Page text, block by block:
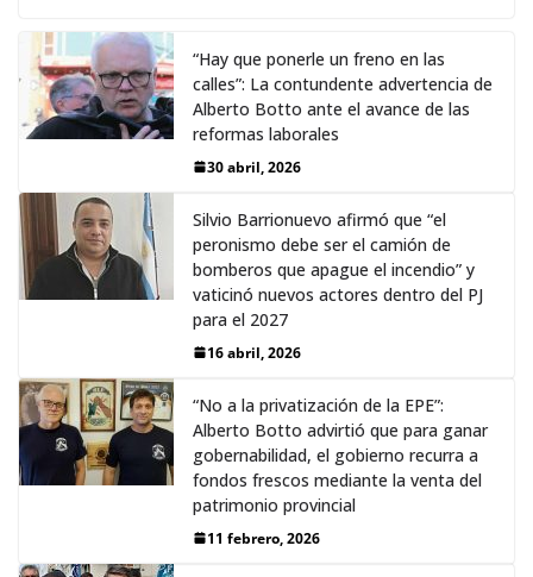
“Hay que ponerle un freno en las
calles”: La contundente advertencia de
Alberto Botto ante el avance de las
reformas laborales
30 abril, 2026
Silvio Barrionuevo afirmó que “el
peronismo debe ser el camión de
bomberos que apague el incendio” y
vaticinó nuevos actores dentro del PJ
para el 2027
16 abril, 2026
“No a la privatización de la EPE”:
Alberto Botto advirtió que para ganar
gobernabilidad, el gobierno recurra a
fondos frescos mediante la venta del
patrimonio provincial
11 febrero, 2026